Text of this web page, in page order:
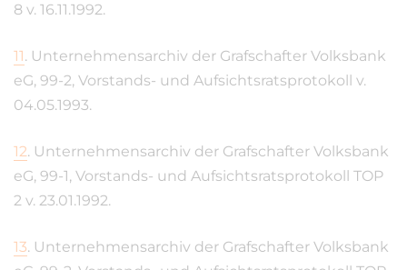
8 v. 16.11.1992.
11. Unternehmensarchiv der Grafschafter Volksbank
eG, 99-2, Vorstands- und Aufsichtsratsprotokoll v.
04.05.1993.
12. Unternehmensarchiv der Grafschafter Volksbank
eG, 99-1, Vorstands- und Aufsichtsratsprotokoll TOP
2 v. 23.01.1992.
13. Unternehmensarchiv der Grafschafter Volksbank